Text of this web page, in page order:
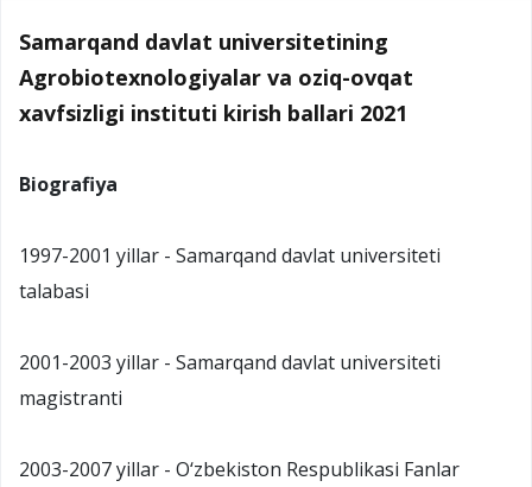
Samarqand davlat universitetining
Agrobiotexnologiyalar va oziq-ovqat
xavfsizligi instituti kirish ballari 2021
Biografiya
1997-2001 yillar - Samarqand davlat universiteti
talabasi
2001-2003 yillar - Samarqand davlat universiteti
magistranti
2003-2007 yillar - O‘zbekiston Respublikasi Fanlar